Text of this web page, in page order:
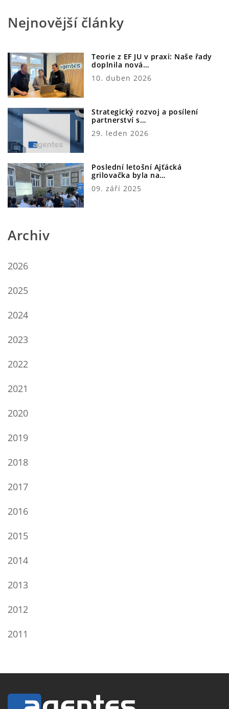
Nejnovější články
Teorie z EF JU v praxi: Naše řady
doplnila nová…
10. duben 2026
Strategický rozvoj a posílení
partnerství s…
29. leden 2026
Poslední letošní Ajťácká
grilovačka byla na…
09. září 2025
Archiv
2026
2025
2024
2023
2022
2021
2020
2019
2018
2017
2016
2015
2014
2013
2012
2011